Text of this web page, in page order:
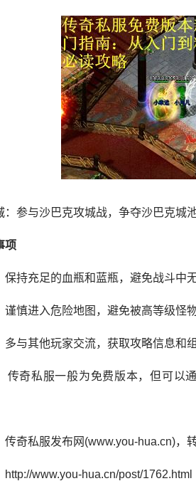
：参与沙巴克攻城战，争夺沙巴克城
项
保持充足的血瓶和蓝瓶，避免战斗中
谨慎进入危险地图，避免被高等级怪物
多与其他玩家交流，获取攻略信息和组
传奇私服一般为免费版本，但可以
传奇私服发布网(www.you-hua.cn)，
http://www.you-hua.cn/post/1762.html